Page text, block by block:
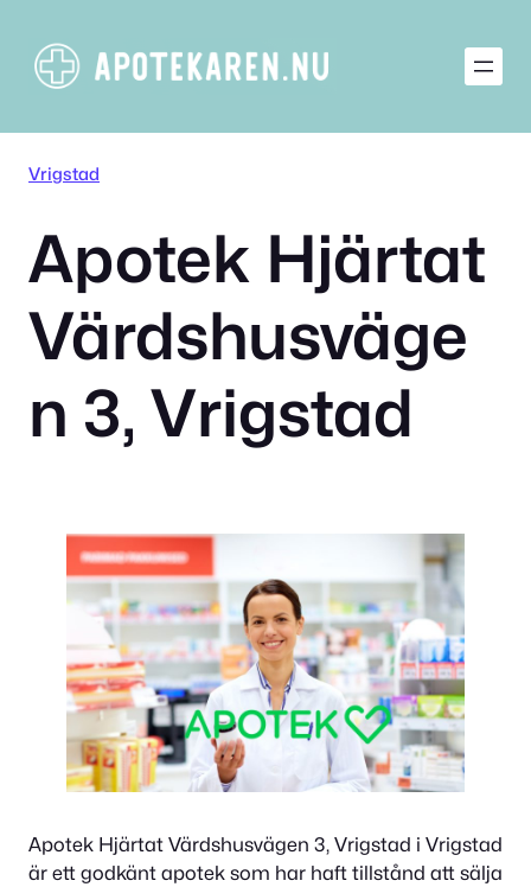
innehåll
Vrigstad
Apotek Hjärtat
Värdshusväge
n 3, Vrigstad
Apotek Hjärtat Värdshusvägen 3, Vrigstad i Vrigstad
är ett godkänt apotek som har haft tillstånd att sälja